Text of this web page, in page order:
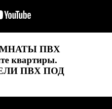
ПВХ
квартиры.
ПВХ ПОД